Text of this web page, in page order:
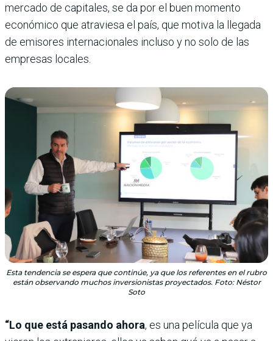
mercado de capitales, se da por el buen momento
económico que atraviesa el país, que motiva la llegada
de emisores internacionales incluso y no solo de las
empresas locales.
Esta tendencia se espera que continúe, ya que los referentes en el rubro
están observando muchos inversionistas proyectados. Foto: Néstor
Soto
“Lo que está pasando ahora, es una película que ya